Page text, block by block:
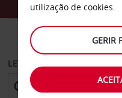
CARRO
LEVANTAR EM
utilização de cookies.
GERIR